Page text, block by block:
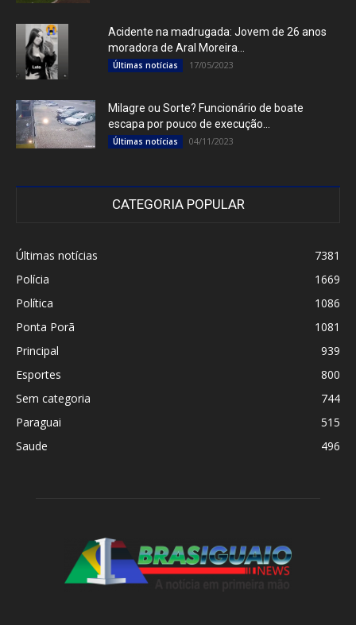
Acidente na madrugada: Jovem de 26 anos
moradora de Aral Moreira...
Últimas notícias 17/05/2023
Milagre ou Sorte? Funcionário de boate
escapa por pouco de execução...
Últimas notícias 04/11/2023
CATEGORIA POPULAR
Últimas notícias
7381
Polícia
1669
Política
1086
Ponta Porã
1081
Principal
939
Esportes
800
Sem categoria
744
Paraguai
515
Saude
496